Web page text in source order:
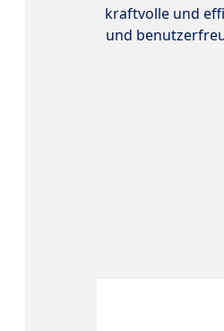
kraftvolle und
und